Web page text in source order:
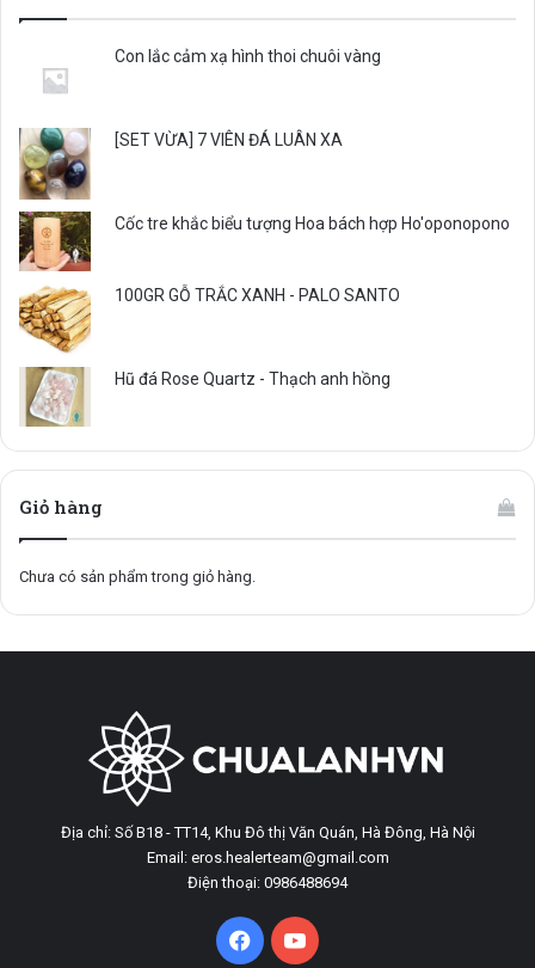
Con lắc cảm xạ hình thoi chuôi vàng
[SET VỪA] 7 VIÊN ĐÁ LUÂN XA
Cốc tre khắc biểu tượng Hoa bách hợp Ho'oponopono
100GR GỖ TRẮC XANH - PALO SANTO
Hũ đá Rose Quartz - Thạch anh hồng
Giỏ hàng
Chưa có sản phẩm trong giỏ hàng.
Địa chỉ: Số B18 - TT14, Khu Đô thị Văn Quán, Hà Đông, Hà Nội
Email: eros.healerteam@gmail.com
Điện thoại: 0986488694
FacebookYouTube